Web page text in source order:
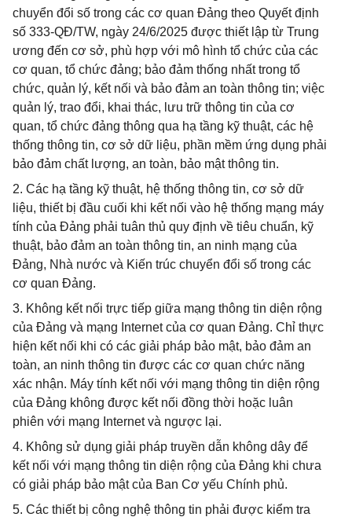
chuyển đổi số trong các cơ quan Đảng theo Quyết định
số 333-QĐ/TW, ngày 24/6/2025 được thiết lập từ Trung
ương đến cơ sở, phù hợp với mô hình tổ chức của các
cơ quan, tổ chức đảng; bảo đảm thống nhất trong tổ
chức, quản lý, kết nối và bảo đảm an toàn thông tin; việc
quản lý, trao đổi, khai thác, lưu trữ thông tin của cơ
quan, tổ chức đảng thông qua hạ tầng kỹ thuật, các hệ
thống thông tin, cơ sở dữ liệu, phần mềm ứng dụng phải
bảo đảm chất lượng, an toàn, bảo mật thông tin.
2. Các hạ tầng kỹ thuật, hệ thống thông tin, cơ sở dữ
liệu, thiết bị đầu cuối khi kết nối vào hệ thống mạng máy
tính của Đảng phải tuân thủ quy định về tiêu chuẩn, kỹ
thuật, bảo đảm an toàn thông tin, an ninh mạng của
Đảng, Nhà nước và Kiến trúc chuyển đổi số trong các
cơ quan Đảng.
3. Không kết nối trực tiếp giữa mạng thông tin diện rộng
của Đảng và mạng Internet của cơ quan Đảng. Chỉ thực
hiện kết nối khi có các giải pháp bảo mật, bảo đảm an
toàn, an ninh thông tin được các cơ quan chức năng
xác nhận. Máy tính kết nối với mạng thông tin diện rộng
của Đảng không được kết nối đồng thời hoặc luân
phiên với mạng Internet và ngược lại.
4. Không sử dụng giải pháp truyền dẫn không dây để
kết nối với mạng thông tin diện rộng của Đảng khi chưa
có giải pháp bảo mật của Ban Cơ yếu Chính phủ.
5. Các thiết bị công nghệ thông tin phải được kiểm tra